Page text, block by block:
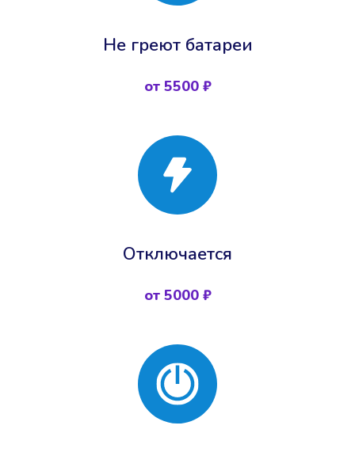
Не греют батареи
от 5500 ₽
Отключается
от 5000 ₽